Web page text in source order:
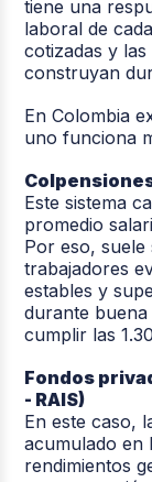
tiene una
laboral de
cotizadas y
construyan
En Colombia
uno funciona
Este sistema
promedio
Por eso,
trabajadores
estables y
durante
cumplir las
Fondos
- RAIS)
En este caso,
acumulado en
rendimientos